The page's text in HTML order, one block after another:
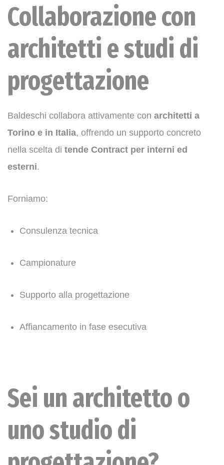
Collaborazione con
architetti e studi di
progettazione
Baldeschi collabora attivamente con architetti a
Torino e in Italia, offrendo un supporto concreto
nella scelta di tende Contract per interni ed
esterni.
Forniamo:
Consulenza tecnica
Campionature
Supporto alla progettazione
Affiancamento in fase esecutiva
Sei un architetto o
uno studio di